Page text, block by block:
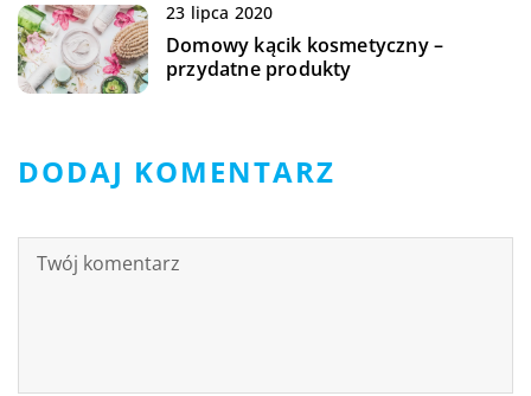
23 lipca 2020
Domowy kącik kosmetyczny –
przydatne produkty
DODAJ KOMENTARZ